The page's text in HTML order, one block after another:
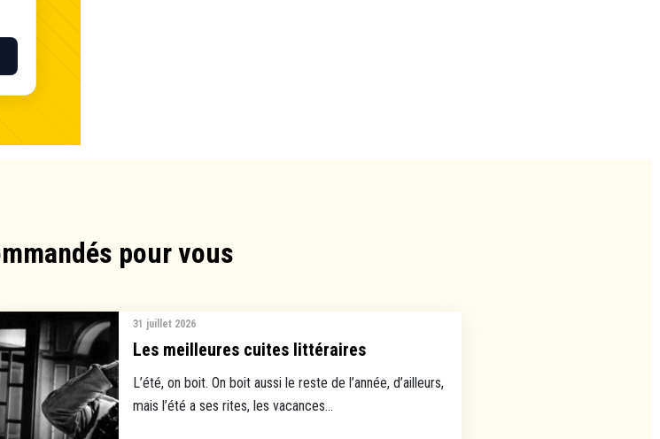
pour vous​
31 juillet 2026
Les meilleures cuites littéraires
L’été, on boit. On boit aussi le reste de l’année, d’ailleurs,
mais l’été a ses rites, les vacances...